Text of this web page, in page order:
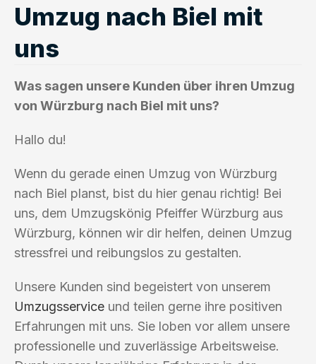
Umzug nach Biel mit
uns
Was sagen unsere Kunden über ihren Umzug
von Würzburg nach Biel mit uns?
Hallo du!
Wenn du gerade einen Umzug von Würzburg
nach Biel planst, bist du hier genau richtig! Bei
uns, dem Umzugskönig Pfeiffer Würzburg aus
Würzburg, können wir dir helfen, deinen Umzug
stressfrei und reibungslos zu gestalten.
Unsere Kunden sind begeistert von unserem
Umzugsservice und teilen gerne ihre positiven
Erfahrungen mit uns. Sie loben vor allem unsere
professionelle und zuverlässige Arbeitsweise.